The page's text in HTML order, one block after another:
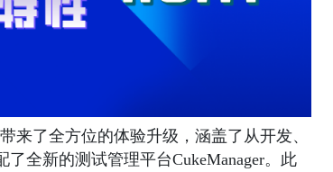
来了全方位的体验升级，涵盖了从开发、
全新的测试管理平台CukeManager。此